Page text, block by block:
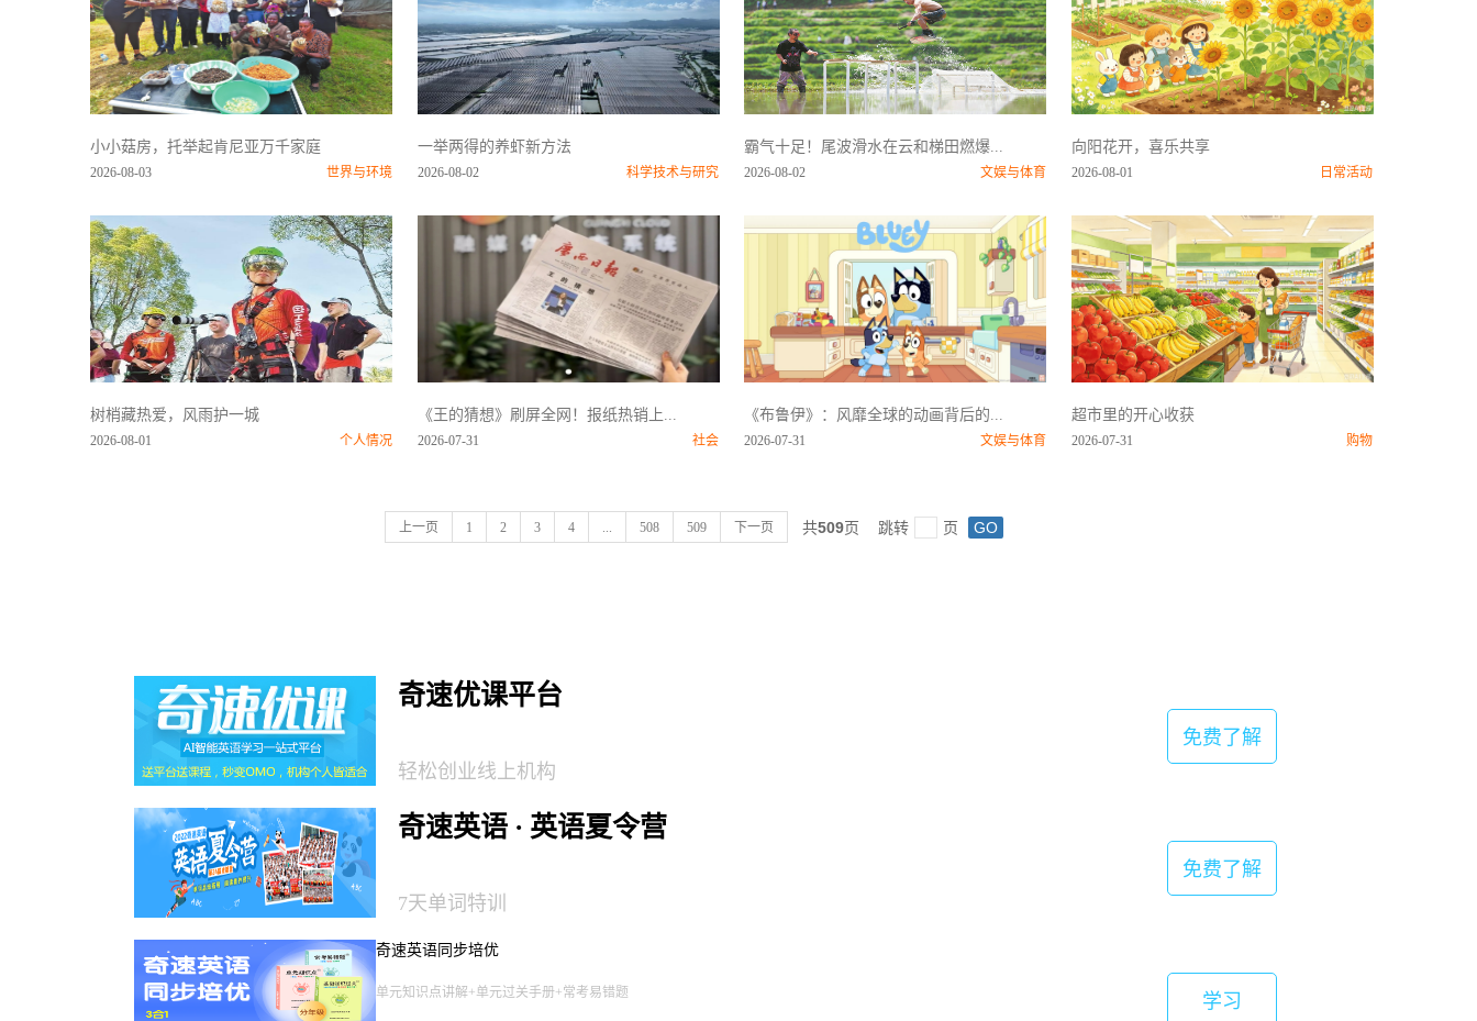
小小菇房，托举起肯尼亚万千家庭
2026-08-03 世界与环境
一举两得的养虾新方法
2026-08-02 科学技术与研究
霸气十足！尾波滑水在云和梯田燃爆...
2026-08-02 文娱与体育
向阳花开，喜乐共享
2026-08-01 日常活动
树梢藏热爱，风雨护一城
2026-08-01 个人情况
《王的猜想》刷屏全网！报纸热销上...
2026-07-31 社会
《布鲁伊》：风靡全球的动画背后的...
2026-07-31 文娱与体育
超市里的开心收获
2026-07-31 购物
上一页 1 2 3 4 ... 508 509 下一页 共509页 跳转 页 GO
奇速优课平台
轻松创业线上机构
免费了解
奇速英语 · 英语夏令营
7天单词特训
免费了解
奇速英语同步培优
单元知识点讲解+单元过关手册+常考易错题 学习